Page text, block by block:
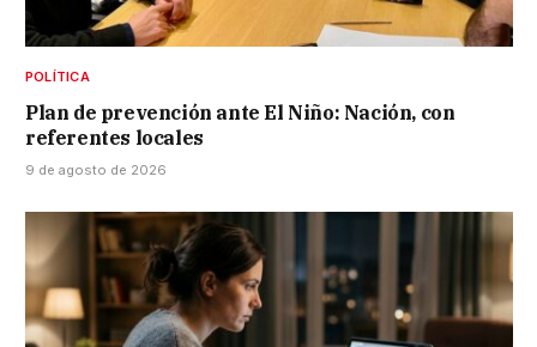
POLÍTICA
Plan de prevención ante El Niño: Nación, con
referentes locales
9 de agosto de 2026